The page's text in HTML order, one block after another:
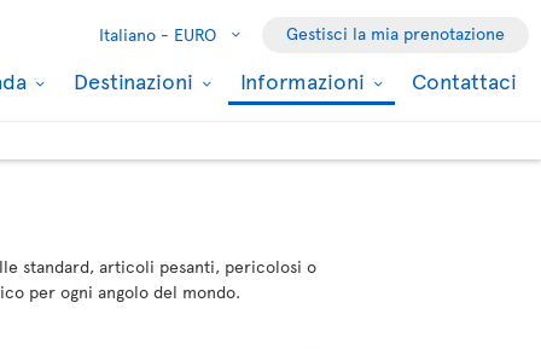
Italiano - EURO Gestisci la mia prenotazione
Destinazioni Informazioni Contattaci
standard, articoli pesanti, pericolosi o
per ogni angolo del mondo.